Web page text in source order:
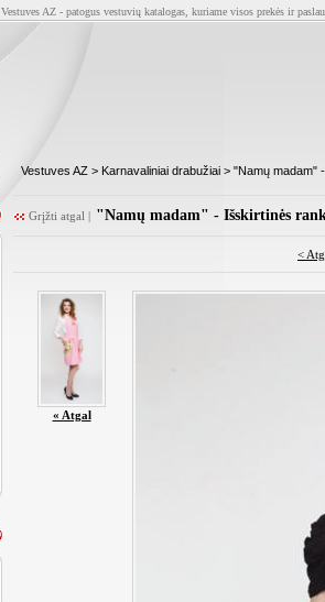
Vestuves AZ - patogus vestuvių katalogas, kuriame visos prekės ir
Vestuves AZ > Karnavaliniai drabužiai > "Namų madam"
Grįžti atgal | "Namų madam" - Išskirtinės
<
« Atgal